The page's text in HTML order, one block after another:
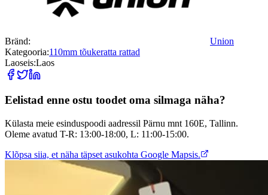
Bränd:
Union
Kategooria:110mm tõukeratta rattad
Laoseis:Laos
Eelistad enne ostu toodet oma silmaga näha?
Külasta meie esinduspoodi aadressil Pärnu mnt 160E, Tallinn.
Oleme avatud T-R: 13:00-18:00, L: 11:00-15:00.
Klõpsa siia, et näha täpset asukohta Google Mapsis.